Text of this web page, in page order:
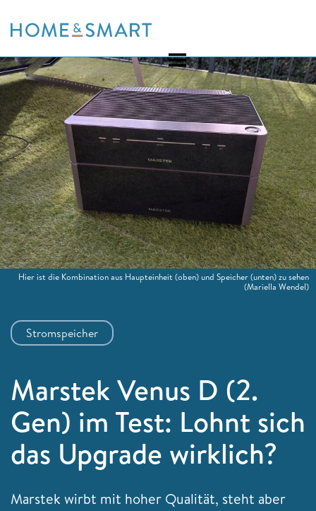
to
Stromspeicher
Marstek Venus D (2.
Gen) im Test: Lohnt sich
das Upgrade wirklich?
Marstek wirbt mit hoher Qualität, steht aber
Hier ist die Kombination aus Haupteinheit (oben) und Speicher (unten) zu sehen
(Mariella Wendel)